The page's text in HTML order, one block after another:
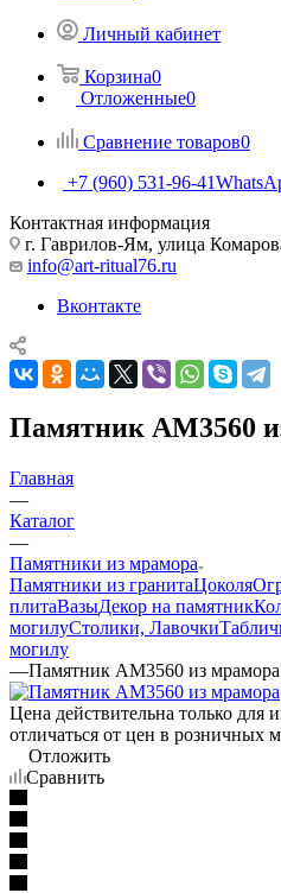
Личный кабинет
Корзина0
Отложенные0
Сравнение товаров0
+7 (960) 531-96-41
Контактная информация
г. Гаврилов-Ям, улица
info@art-ritual76.ru
Вконтакте
Памятник AM3560
Главная
—
Каталог
—
Памятники из мрамора
Памятники из гранитаЦоколя
плитаВазыДекор на памятник
могилуСтолики, Лавочки
могилу
—Памятник AM3560 из мрамора
Цена действительна только для
отличаться от цен в розничных
Отложить
Сравнить